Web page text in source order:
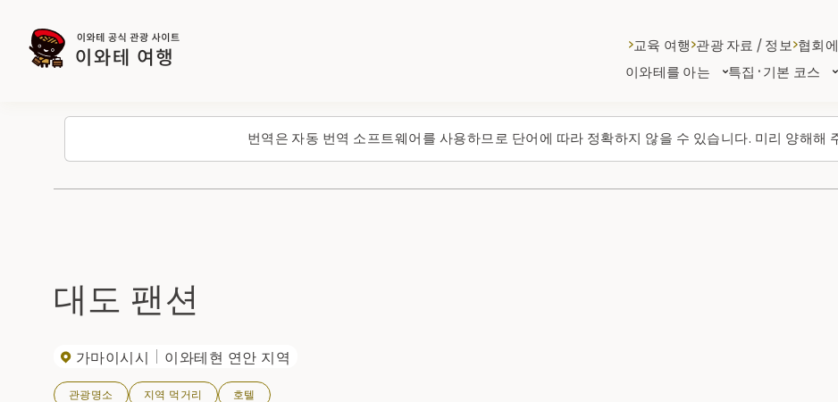
번역은 자동 번역 소프트웨어를 사용하므로 단어에 따라 정확하지 않을 수 있습니다. 미리 양해해
이와테를 아는 특집·기본 코스
교육 여행 관광 자료 / 정보 협회
대도 팬션
가마이시시 이와테현 연안 지역
관광명소 지역 먹거리 호텔